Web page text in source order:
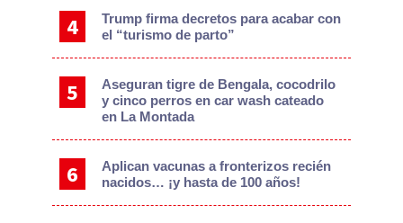
Trump firma decretos para acabar con
el “turismo de parto”
Aseguran tigre de Bengala, cocodrilo
y cinco perros en car wash cateado
en La Montada
Aplican vacunas a fronterizos recién
nacidos… ¡y hasta de 100 años!